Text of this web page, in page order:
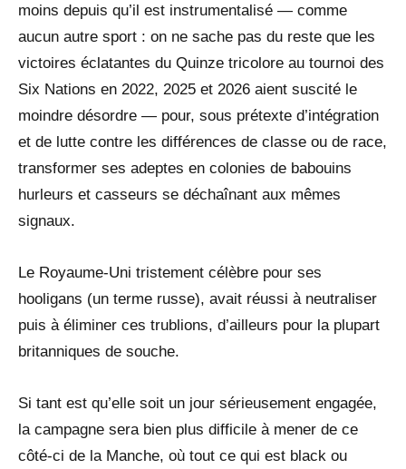
moins depuis qu’il est instrumentalisé — comme
aucun autre sport : on ne sache pas du reste que les
victoires éclatantes du Quinze tricolore au tournoi des
Six Nations en 2022, 2025 et 2026 aient suscité le
moindre désordre — pour, sous prétexte d’intégration
et de lutte contre les différences de classe ou de race,
transformer ses adeptes en colonies de babouins
hurleurs et casseurs se déchaînant aux mêmes
signaux.
Le Royaume-Uni tristement célèbre pour ses
hooligans (un terme russe), avait réussi à neutraliser
puis à éliminer ces trublions, d’ailleurs pour la plupart
britanniques de souche.
Si tant est qu’elle soit un jour sérieusement engagée,
la campagne sera bien plus difficile à mener de ce
côté-ci de la Manche, où tout ce qui est black ou